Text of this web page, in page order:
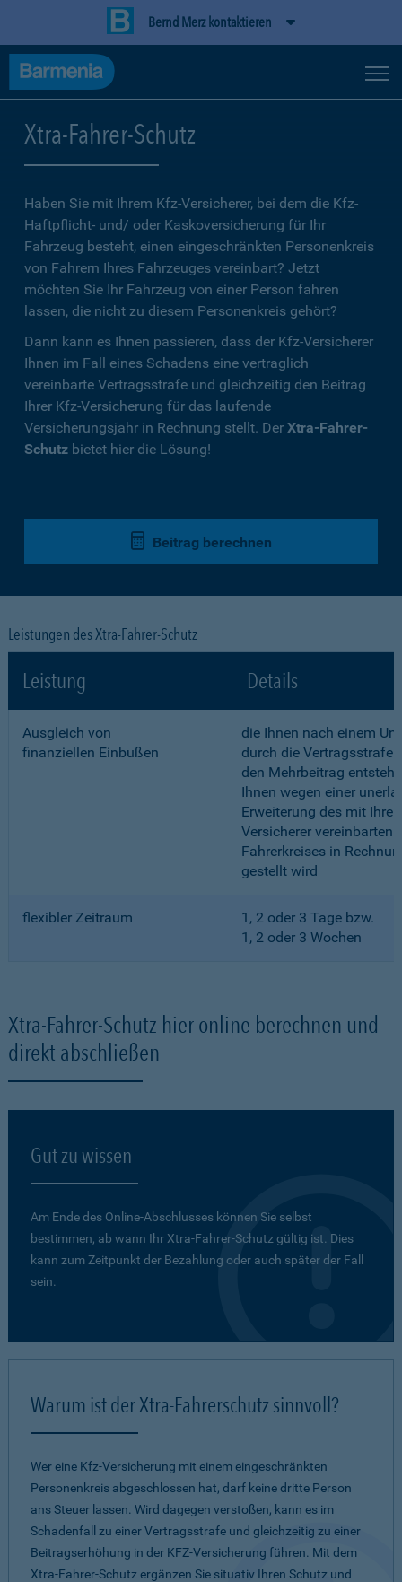
Bernd Merz kontaktieren
Xtra-Fahrer-Schutz
Haben Sie mit Ihrem Kfz-Versicherer, bei dem die Kfz-
Haftpflicht- und/ oder Kaskoversicherung für Ihr
Fahrzeug besteht, einen eingeschränkten Personenkreis
von Fahrern Ihres Fahrzeuges vereinbart? Jetzt
möchten Sie Ihr Fahrzeug von einer Person fahren
lassen, die nicht zu diesem Personenkreis gehört?
Dann kann es Ihnen passieren, dass der Kfz-Versicherer
Ihnen im Fall eines Schadens eine vertraglich
vereinbarte Vertragsstrafe und gleichzeitig den Beitrag
Ihrer Kfz-Versicherung für das laufende
Versicherungsjahr in Rechnung stellt. Der Xtra-Fahrer-
Schutz bietet hier die Lösung!
Beitrag berechnen
Leistungen des Xtra-Fahrer-Schutz
Leistung Details
Ausgleich von
finanziellen Einbußen
die Ihnen nach einem
durch die Vertragsstrafe
den Mehrbeitrag
Ihnen wegen einer
Erweiterung des mit
Versicherer vereinbarten
Fahrerkreises in
gestellt wird
flexibler Zeitraum
1, 2 oder 3 Tage bzw.
1, 2 oder 3 Wochen
Xtra-Fahrer-Schutz hier online berechnen und
direkt abschließen
Gut zu wissen
Am Ende des Online-Abschlusses können Sie selbst
bestimmen, ab wann Ihr Xtra-Fahrer-Schutz gültig ist. Dies
kann zum Zeitpunkt der Bezahlung oder auch später der Fall
sein.
Warum ist der Xtra-Fahrerschutz sinnvoll?
Wer eine Kfz-Versicherung mit einem eingeschränkten
Personenkreis abgeschlossen hat, darf keine dritte Person
ans Steuer lassen. Wird dagegen verstoßen, kann es im
Schadenfall zu einer Vertragsstrafe und gleichzeitig zu einer
Beitragserhöhung in der KFZ-Versicherung führen. Mit dem
Xtra-Fahrer-Schutz ergänzen Sie situativ Ihren Schutz und